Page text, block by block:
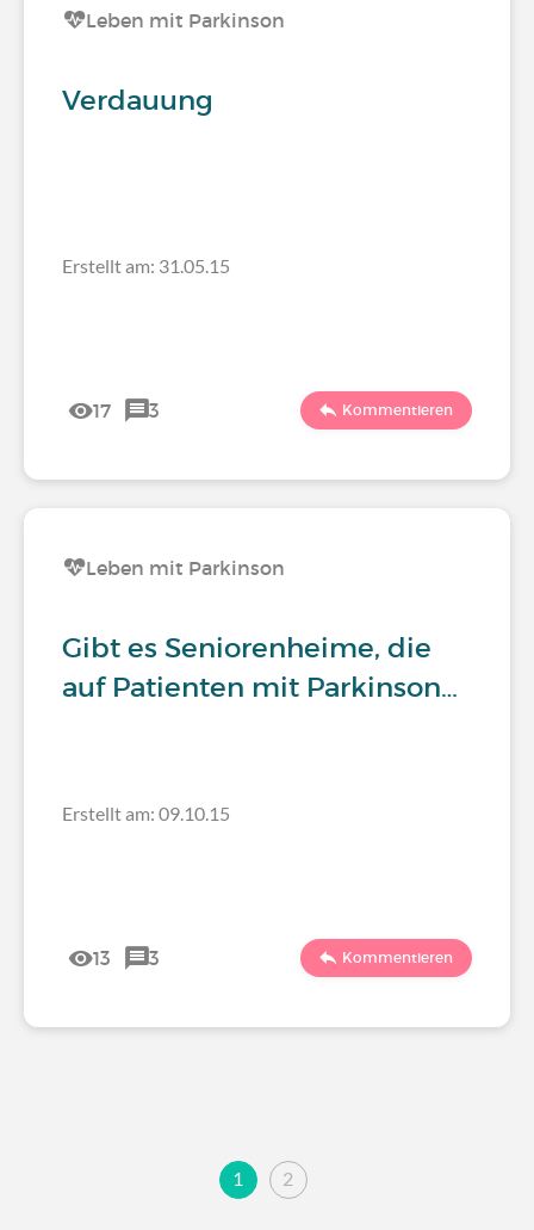
Leben mit Parkinson
Verdauung
Erstellt am: 31.05.15
17 3 Kommentieren
Leben mit Parkinson
Gibt es Seniorenheime, die
auf Patienten mit Parkinson…
Erstellt am: 09.10.15
13 3 Kommentieren
1 2